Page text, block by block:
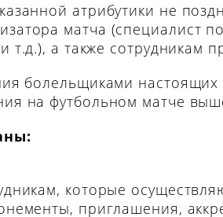
атрибутики не
матча (специалист
т.д.), а также сотрудникам
болельщиками
на футбольном матче
которые
приглашения,